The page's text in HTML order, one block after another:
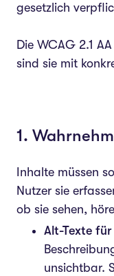
gesetzlich
Die WCAG 2.1
sind sie mit
1.
Inhalte müssen
Nutzer sie
ob sie sehen,
Alt-Texte
unsichtbar.